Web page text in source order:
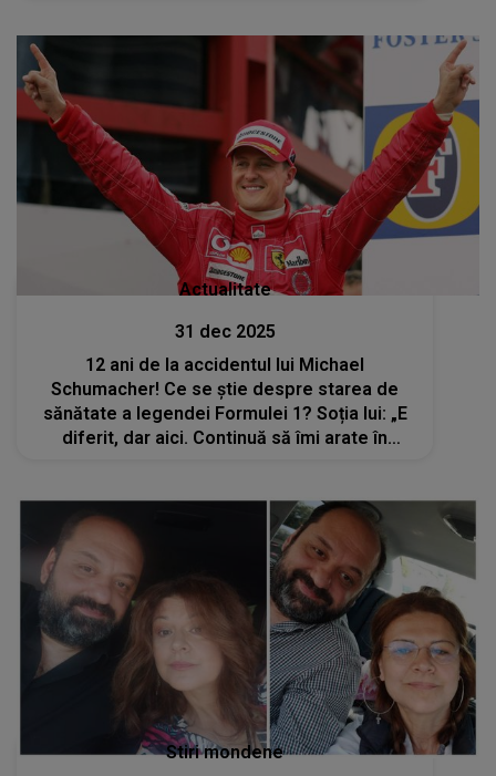
Actualitate
31 dec 2025
12 ani de la accidentul lui Michael
Schumacher! Ce se știe despre starea de
sănătate a legendei Formulei 1? Soția lui: „E
diferit, dar aici. Continuă să îmi arate în
Stiri mondene